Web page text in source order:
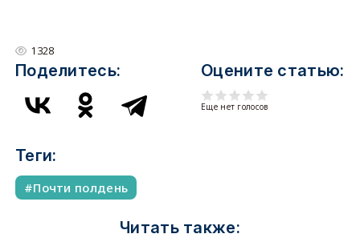
1328
Поделитесь: Оцените статью:
Еще нет голосов
Теги:
Почти полдень
Читать также: